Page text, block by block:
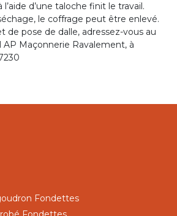
l’aide d’une taloche finit le travail.
le coffrage peut être enlevé.
de pose de dalle, adressez-vous au
Maçonnerie Ravalement, à
Fondettes